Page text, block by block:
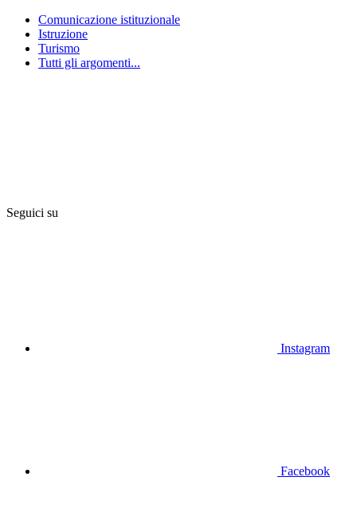
Comunicazione istituzionale
Istruzione
Turismo
Tutti gli argomenti...
Seguici su
Instagram
Facebook